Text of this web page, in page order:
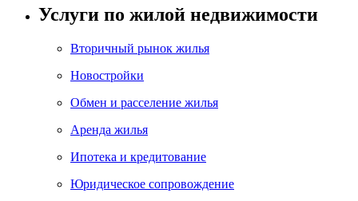
Услуги по жилой недвижимости
Вторичный рынок жилья
Новостройки
Обмен и расселение жилья
Аренда жилья
Ипотека и кредитование
Юридическое сопровождение